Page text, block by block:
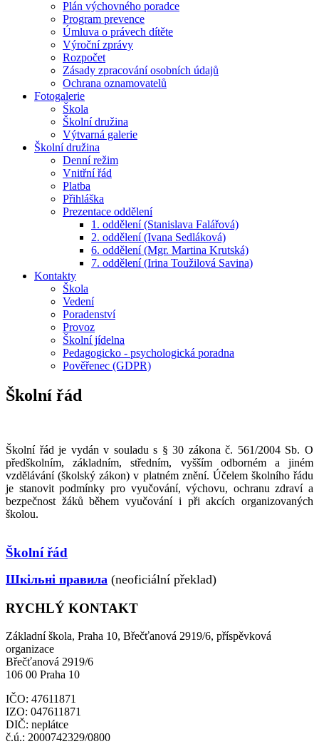
Plán výchovného poradce
Program prevence
Úmluva o právech dítěte
Výroční zprávy
Rozpočet
Zásady zpracování osobních údajů
Ochrana oznamovatelů
Fotogalerie
Škola
Školní družina
Výtvarná galerie
Školní družina
Denní režim
Vnitřní řád
Platba
Přihláška
Prezentace oddělení
1. oddělení (Stanislava Falářová)
2. oddělení (Ivana Sedláková)
6. oddělení (Mgr. Martina Krutská)
7. oddělení (Irina Toužilová Savina)
Kontakty
Škola
Vedení
Poradenství
Provoz
Školní jídelna
Pedagogicko - psychologická poradna
Pověřenec (GDPR)
Školní řád
Školní řád je vydán v souladu s § 30 zákona č. 561/2004 Sb. O
předškolním, základním, středním, vyšším odborném a jiném
vzdělávání (školský zákon) v platném znění. Účelem školního řádu
je stanovit podmínky pro vyučování, výchovu, ochranu zdraví a
bezpečnost žáků během vyučování i při akcích organizovaných
školou.
Školní řád
Шкільні правила (neoficiální překlad)
RYCHLÝ KONTAKT
Základní škola, Praha 10, Břečťanová 2919/6, příspěvková
organizace
Břečťanová 2919/6
106 00 Praha 10
IČO: 47611871
IZO: 047611871
DIČ: neplátce
č.ú.: 2000742329/0800